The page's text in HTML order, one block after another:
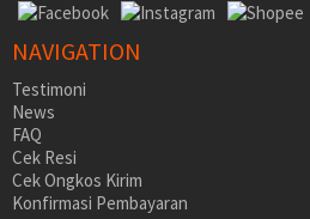
NAVIGATION
Testimoni
News
FAQ
Cek Resi
Cek Ongkos Kirim
Konfirmasi Pembayaran